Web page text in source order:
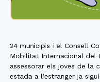
24 municipis i el Consell
Mobilitat Internacional del
assessorar els joves de la
estada a l’estranger ja